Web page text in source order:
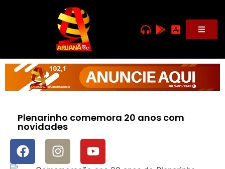
Plenarinho comemora 20 anos com
novidades